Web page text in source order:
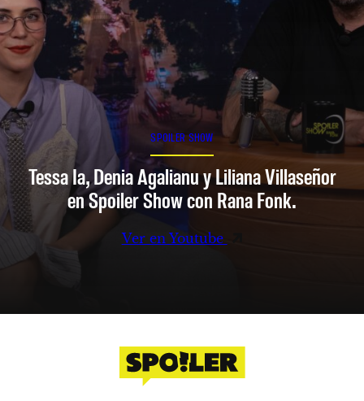
SPOILER SHOW
Tessa Ia, Denia Agalianu y Liliana Villaseñor
en Spoiler Show con Rana Fonk.
Ver en Youtube